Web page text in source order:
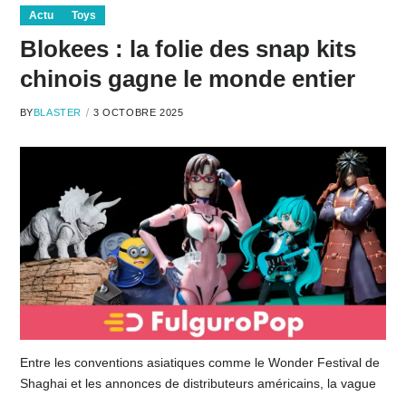
Actu Toys
Blokees : la folie des snap kits
chinois gagne le monde entier
BYBLASTER 3 OCTOBRE 2025
Entre les conventions asiatiques comme le Wonder Festival de
Shaghai et les annonces de distributeurs américains, la vague